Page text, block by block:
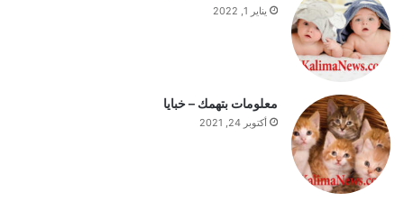
يناير 1, 2022
معلومات بتهمك – خبايا
أكتوبر 24, 2021